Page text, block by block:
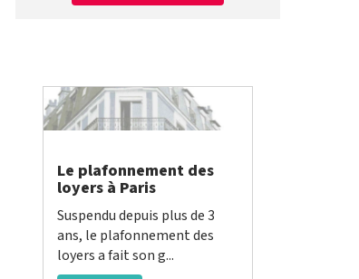
Le plafonnement des
loyers à Paris
Suspendu depuis plus de 3
ans, le plafonnement des
loyers a fait son g...